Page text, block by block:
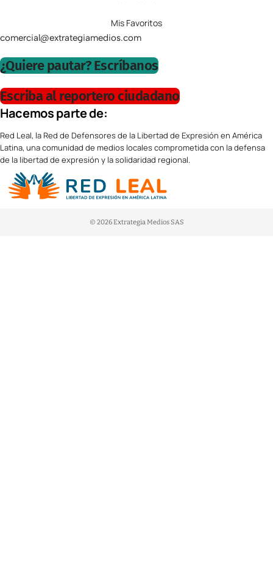
Mis Favoritos
comercial@extrategiamedios.com
¿Quiere pautar? Escríbanos
Escriba al reportero ciudadano
Hacemos parte de:
Red Leal, la Red de Defensores de la Libertad de Expresión en América
Latina, una comunidad de medios locales comprometida con la defensa
de la libertad de expresión y la solidaridad regional.
© 2026 Extrategia Medios SAS